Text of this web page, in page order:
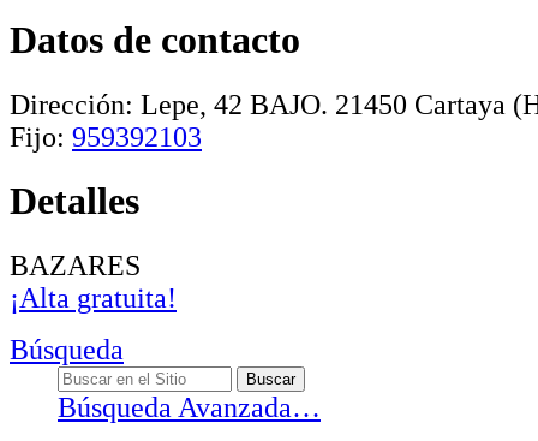
Datos de contacto
Dirección: Lepe, 42 BAJO. 21450 Cartaya
Fijo: 959392103
Detalles
BAZARES
¡Alta gratuita!
Búsqueda
Búsqueda Avanzada…